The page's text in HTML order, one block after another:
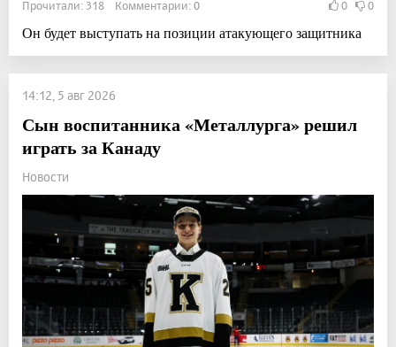
Прочитали: 318 Комментарии: 0 0 0
Он будет выступать на позиции атакующего защитника
14:12, 5 авг 2026
Сын воспитанника «Металлурга» решил
играть за Канаду
Новости